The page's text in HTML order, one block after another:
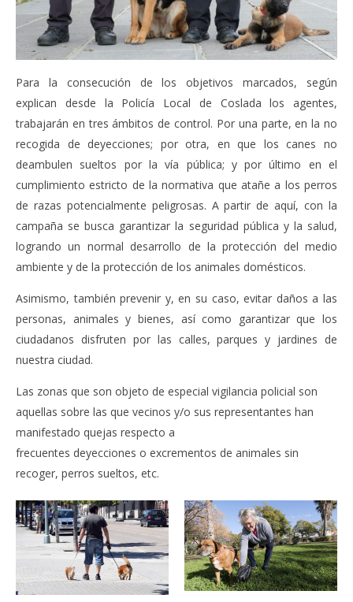
Para la consecución de los objetivos marcados, según
explican desde la Policía Local de Coslada los agentes,
trabajarán en tres ámbitos de control. Por una parte, en la no
recogida de deyecciones; por otra, en que los canes no
deambulen sueltos por la vía pública; y por último en el
cumplimiento estricto de la normativa que atañe a los perros
de razas potencialmente peligrosas. A partir de aquí, con la
campaña se busca garantizar la seguridad pública y la salud,
logrando un normal desarrollo de la protección del medio
ambiente y de la protección de los animales domésticos.
Asimismo, también prevenir y, en su caso, evitar daños a las
personas, animales y bienes, así como garantizar que los
ciudadanos disfruten por las calles, parques y jardines de
nuestra ciudad.
Las zonas que son objeto de especial vigilancia policial son
aquellas sobre las que vecinos y/o sus representantes han
manifestado quejas respecto a
frecuentes deyecciones o excrementos de animales sin
recoger, perros sueltos, etc.